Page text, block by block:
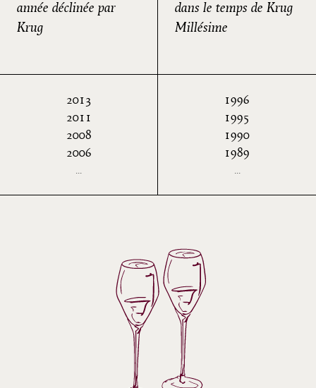
année déclinée par
Krug
2013
2011
2008
2006
dans le temps de Krug
Millésime
1996
1995
1990
1989